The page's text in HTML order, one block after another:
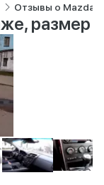
Отзывы о Mazda
размер